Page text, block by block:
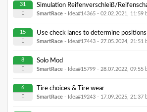
31 Simulation Reifenverschleiß/
SmartRace - Idea#14365 - 02.02.2021, 11:59
15 Use check lanes to determine positions
SmartRace - Idea#17443 - 27.05.2024, 21:51
8 Solo Mod
SmartRace - Idea#15799 - 28.07.2022, 09:55
6 Tire choices & Tire wear
SmartRace - Idea#19243 - 17.09.2025, 21:37